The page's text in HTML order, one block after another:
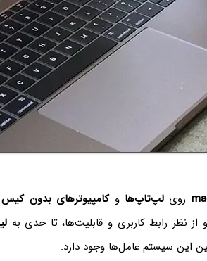
رویلپ‌تاپ‌ها وکامپیوترهای بدون کیس
نظر رابط کاربری و قابلیت‌ها، تا حدی به
این سیستم عامل‌ها وجود دارد.